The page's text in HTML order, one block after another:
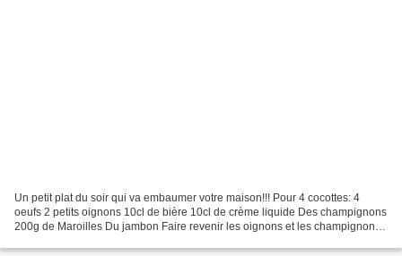
Un petit plat du soir qui va embaumer votre maison!!! Pour 4 cocottes: 4
oeufs 2 petits oignons 10cl de bière 10cl de crème liquide Des champignons
200g de Maroilles Du jambon Faire revenir les oignons et les champignons